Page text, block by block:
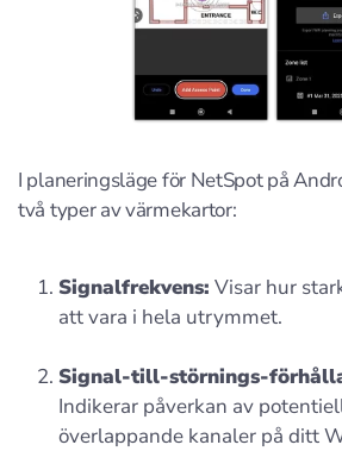
I planeringsläge för NetSpot på
två typer av värmekartor:
Signalfrekvens: Visar hur
att vara i hela utrymmet.
Signal-till-störnings-
Indikerar påverkan av
överlappande kanaler på ditt